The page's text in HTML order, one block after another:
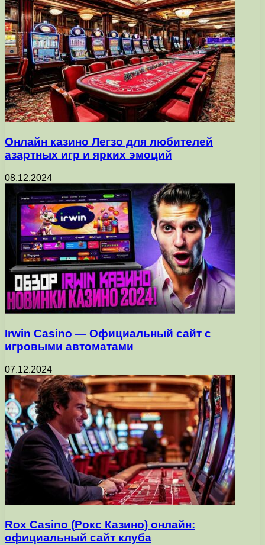
Онлайн казино Легзо для любителей
азартных игр и ярких эмоций
08.12.2024
Irwin Casino — Официальный сайт с
игровыми автоматами
07.12.2024
Rox Casino (Рокс Казино) онлайн:
официальный сайт клуба